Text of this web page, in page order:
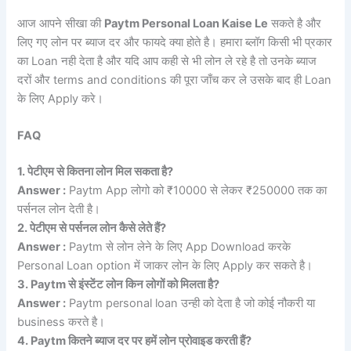
आज आपने सीखा की Paytm Personal Loan Kaise Le सकते है और
लिए गए लोन पर ब्याज दर और फायदे क्या होते है। हमारा ब्लॉग किसी भी प्रकार
का Loan नही देता है और यदि आप कही से भी लोन ले रहे है तो उनके ब्याज
दरों और terms and conditions की पूरा जाँच कर ले उसके बाद ही Loan
के लिए Apply करे।
FAQ
1. पेटीएम से कितना लोन मिल सकता है?
Answer : Paytm App लोगो को ₹10000 से लेकर ₹250000 तक का
पर्सनल लोन देती है।
2. पेटीएम से पर्सनल लोन कैसे लेते हैं?
Answer : Paytm से लोन लेने के लिए App Download करके
Personal Loan option में जाकर लोन के लिए Apply कर सकते है।
3. Paytm से इंस्टेंट लोन किन लोगों को मिलता है?
Answer : Paytm personal loan उन्ही को देता है जो कोई नौकरी या
business करते है।
4. Paytm कितने ब्याज दर पर हमें लोन प्रोवाइड करती हैं?